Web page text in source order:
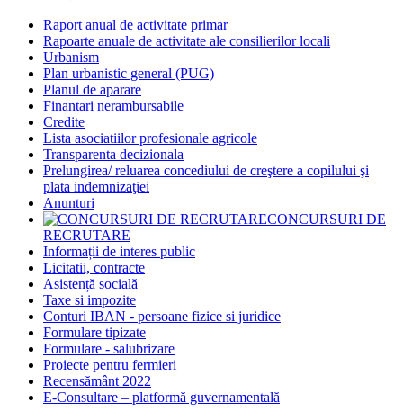
Raport anual de activitate primar
Rapoarte anuale de activitate ale consilierilor locali
Urbanism
Plan urbanistic general (PUG)
Planul de aparare
Finantari nerambursabile
Credite
Lista asociatiilor profesionale agricole
Transparenta decizionala
Prelungirea/ reluarea concediului de creştere a copilului şi
plata indemnizaţiei
Anunturi
CONCURSURI DE
RECRUTARE
Informații de interes public
Licitatii, contracte
Asistență socială
Taxe si impozite
Conturi IBAN - persoane fizice si juridice
Formulare tipizate
Formulare - salubrizare
Proiecte pentru fermieri
Recensământ 2022
E-Consultare – platformă guvernamentală